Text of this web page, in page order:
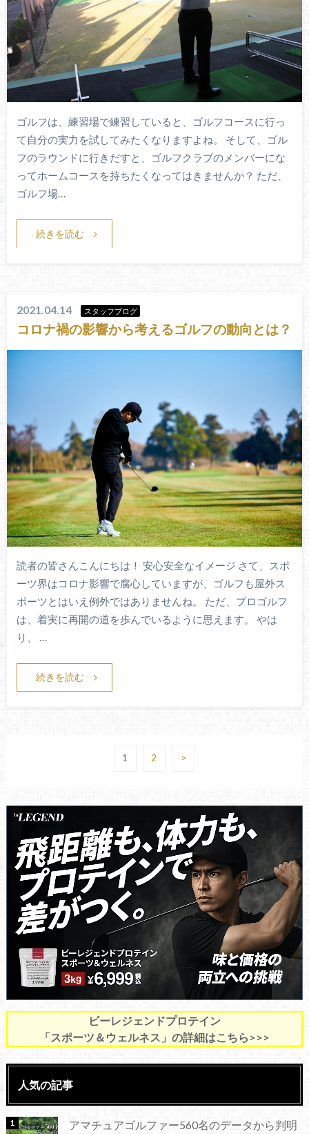
ゴルフは、練習場で練習していると、ゴルフコースに行っ
て自分の実力を試してみたくなりますよね。 そして、ゴル
フのラウンドに行きだすと、ゴルフクラブのメンバーにな
ってホームコースを持ちたくなってはきませんか？ ただ、
ゴルフ場…
続きを読む
2021.04.14 スタッフブログ
コロナ禍の影響から考えるゴルフの動向とは？
読者の皆さんこんにちは！ 安心安全なイメージ さて、スポ
ーツ界はコロナ影響で腐心していますが、ゴルフも屋外ス
ポーツとはいえ例外ではありませんね。 ただ、プロゴルフ
は、着実に再開の道を歩んでいるように思えます。 やは
り、 …
続きを読む
1 2 >
ビーレジェンドプロテイン
「スポーツ＆ウェルネス」の詳細はこちら>>>
人気の記事
アマチュアゴルファー560名のデータから判明